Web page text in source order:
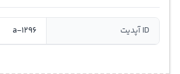
ID آپدیت a-1296